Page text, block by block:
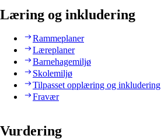
Læring og inkludering
Rammeplaner
Læreplaner
Barnehagemiljø
Skolemiljø
Tilpasset opplæring og inkludering
Fravær
Vurdering